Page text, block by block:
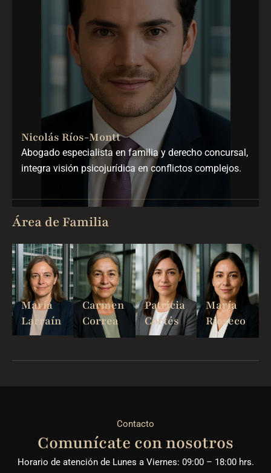
Nicolás Ríos-Montt
Abogado especialista en familia y derecho concursal,
integra visión psicojurídica en conflictos complejos.
Área de Familia
María
Larraín
Carmen
Correa
Patricia
Cortés
María
Rioseco
Contacto
Comunícate con nosotros
Horario de atención de Lunes a Viernes: 09:00 – 18:00 hrs.